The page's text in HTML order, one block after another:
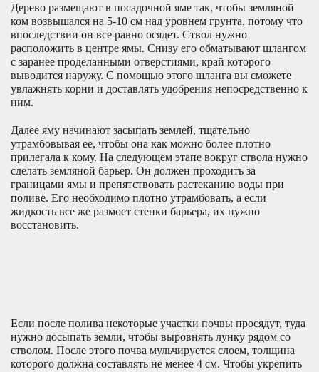
Дерево размещают в посадочной яме так, чтобы земляной
ком возвышался на 5-10 см над уровнем грунта, потому что
впоследствии он все равно осядет. Ствол нужно
расположить в центре ямы. Снизу его обматывают шлангом
с заранее проделанными отверстиями, край которого
выводится наружу. С помощью этого шланга вы сможете
увлажнять корни и доставлять удобрения непосредственно к
ним.
Далее яму начинают засыпать землей, тщательно
утрамбовывая ее, чтобы она как можно более плотно
прилегала к кому. На следующем этапе вокруг ствола нужно
сделать земляной барьер. Он должен проходить за
границами ямы и препятствовать растеканию воды при
поливе. Его необходимо плотно утрамбовать, а если
жидкость все же размоет стенки барьера, их нужно
восстановить.
Если после полива некоторые участки почвы просядут, туда
нужно досыпать земли, чтобы выровнять лунку рядом со
стволом. После этого почва мульчируется слоем, толщина
которого должна составлять не менее 4 см. Чтобы укрепить